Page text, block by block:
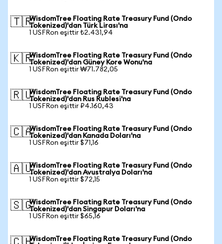
🇹🇷WisdomTree Floating Rate Treasury Fund (Ondo
Tokenized)'dan Türk Lirası'na
1 USFRon eşittir ₺2.431,94
🇰🇷WisdomTree Floating Rate Treasury Fund (Ondo
Tokenized)'dan Güney Kore Wonu'na
1 USFRon eşittir ₩71.782,05
🇷🇺WisdomTree Floating Rate Treasury Fund (Ondo
Tokenized)'dan Rus Rublesi'na
1 USFRon eşittir ₽4.160,43
🇨🇦WisdomTree Floating Rate Treasury Fund (Ondo
Tokenized)'dan Kanada Doları'na
1 USFRon eşittir $71,16
🇦🇺WisdomTree Floating Rate Treasury Fund (Ondo
Tokenized)'dan Avustralya Doları'na
1 USFRon eşittir $72,15
🇸🇬WisdomTree Floating Rate Treasury Fund (Ondo
Tokenized)'dan Singapur Doları'na
1 USFRon eşittir $65,16
WisdomTree Floating Rate Treasury Fund (Ondo